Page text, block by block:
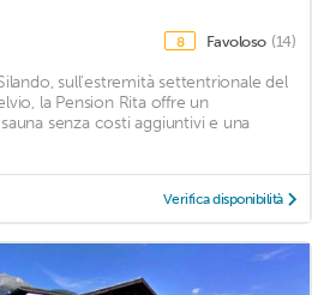
8 Favoloso (14)
sull'estremità settentrionale del
la Pension Rita offre un
senza costi aggiuntivi e una
Verifica disponibilità